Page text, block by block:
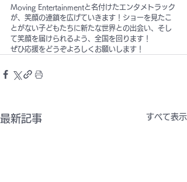
Moving Entertainmentと名付けたエンタメトラック
が、笑顔の連鎖を広げていきます！ショーを見たこ
とがない子どもたちに新たな世界との出会い、そし
て笑顔を届けられるよう、全国を回ります！
ぜひ応援をどうぞよろしくお願いします！
最新記事 すべて表示